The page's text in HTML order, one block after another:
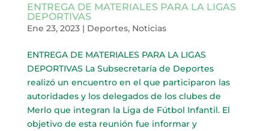
ENTREGA DE MATERIALES PARA LA LIGAS
DEPORTIVAS
Ene 23, 2023| Deportes, Noticias
ENTREGA DE MATERIALES PARA LA LIGAS
DEPORTIVAS La Subsecretaría de Deportes
realizó un encuentro en el que participaron las
autoridades y los delegados de los clubes de
Merlo que integran la Liga de Fútbol Infantil. El
objetivo de esta reunión fue informar y